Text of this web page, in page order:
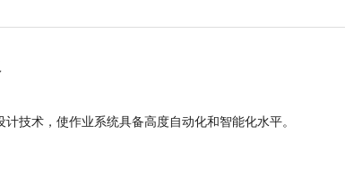
技术，使作业系统具备高度自动化和智能化水平。